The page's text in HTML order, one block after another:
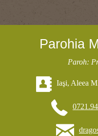
Parohia
Paroh:
Iaşi, Aleea